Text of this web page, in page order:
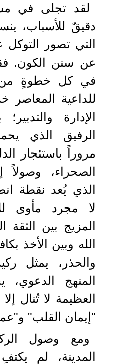
لقد تجلى في
دقيقٌ للأسباب،
التي تصور التوكل
عن سنن الكون.
في كل خطوةٍ من
للداعية
الإدارة
الرفيق الذي
مروراً باستئجار
الصحراء، وصولاً
الذي يُعد نقطة
لا مجرد مأوى
المزيج بين
الله وبين الأخذ
والحذر، يمثل
المنهج الدعوي،
العظيمة لا تُنال
"إيمان القلب"
ومع وصول
المدينة، لم